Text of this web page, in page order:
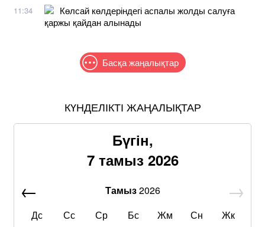
11:34
Көлсай көлдеріндегі аспалы жолды салуға
қаржы қайдан алынады
Басқа жаңалықтар
КҮНДЕЛІКТІ ЖАҢАЛЫҚТАР
Бүгін,
7 тамыз 2026
Тамыз2026
Дс
Сс Ср Бс Жм Сн Жк